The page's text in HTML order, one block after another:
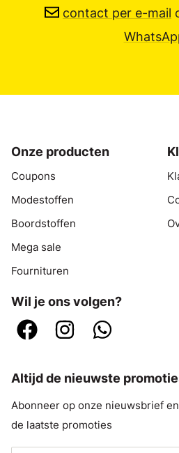
contact per e-mail
Onze producten
Coupons
Modestoffen
Boordstoffen
Mega sale
Fournituren
Wil je ons volgen?
Altijd de nieuwste
Abonneer op onze nieuwsbrief
de laatste promoties